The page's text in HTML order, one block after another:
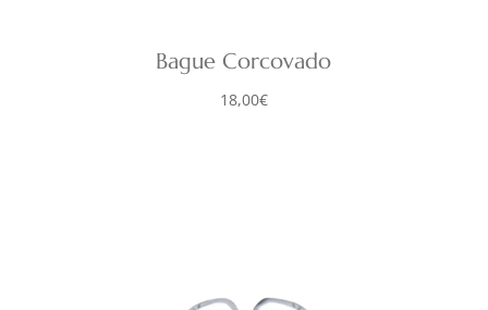
Bague Corcovado
18,00€